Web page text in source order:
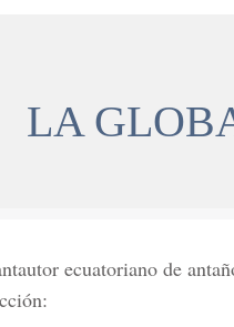
LA
ecuatoriano de